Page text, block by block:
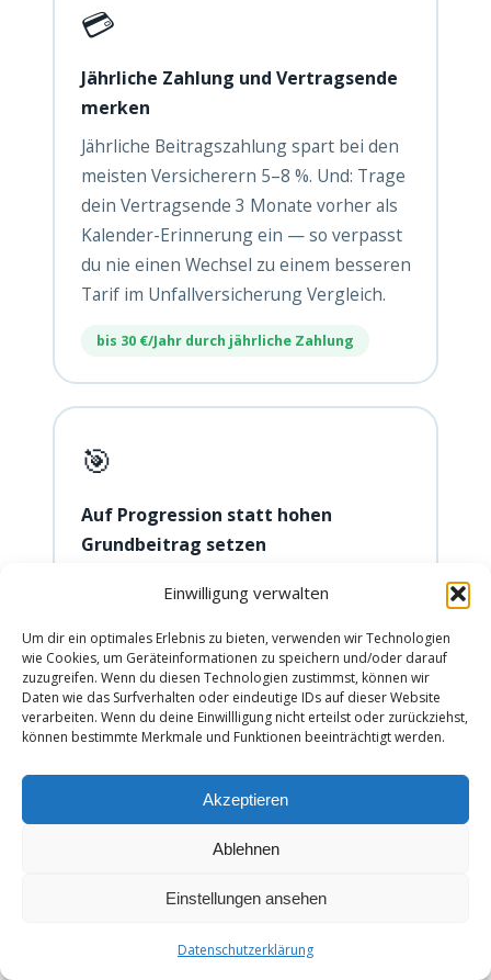
Einwilligung verwalten
Um dir ein optimales Erlebnis zu bieten, verwenden wir Technologien
wie Cookies, um Geräteinformationen zu speichern und/oder darauf
zuzugreifen. Wenn du diesen Technologien zustimmst, können wir
Daten wie das Surfverhalten oder eindeutige IDs auf dieser Website
verarbeiten. Wenn du deine Einwillligung nicht erteilst oder zurückziehst,
können bestimmte Merkmale und Funktionen beeinträchtigt werden.
Akzeptieren
Ablehnen
Einstellungen ansehen
Datenschutzerklärung
💳
Jährliche Zahlung und Vertragsende
merken
Jährliche Beitragszahlung spart bei den
meisten Versicherern 5–8 %. Und: Trage
dein Vertragsende 3 Monate vorher als
Kalender-Erinnerung ein — so verpasst
du nie einen Wechsel zu einem besseren
Tarif im Unfallversicherung Vergleich.
bis 30 €/Jahr durch jährliche Zahlung
🎯
Auf Progression statt hohen
Grundbeitrag setzen
Eine moderate Grundsumme mit hoher
Progression (350 % oder 500 %) bietet
bei schwerer Invalidität deutlich mehr
Leistung als eine hohe Grundsumme
ohne Progression — und ist dabei oft
günstiger. Das ist der clevere Weg zu
bis 60 €/Jahr bei gleicher oder besserer
Leistung